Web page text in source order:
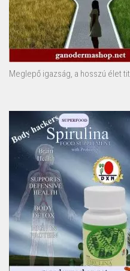
Meglepő igazság, a hosszú élet